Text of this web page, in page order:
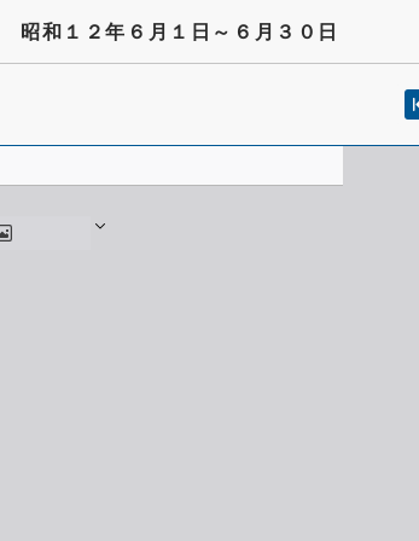
和１２年６月１日～６月３０日